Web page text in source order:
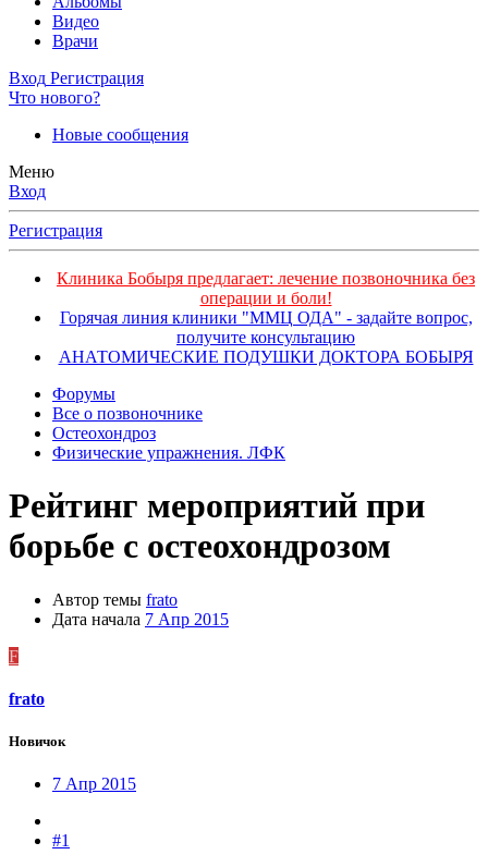
Видео
Врачи
Вход Регистрация
Что нового?
Новые сообщения
Меню
Вход
Регистрация
Клиника Бобыря предлагает: лечение позвоночника без
операции и боли!
Горячая линия клиники "ММЦ ОДА" - задайте вопрос,
получите консультацию
АНАТОМИЧЕСКИЕ ПОДУШКИ ДОКТОРА БОБЫРЯ
Форумы
Все о позвоночнике
Остеохондроз
Физические упражнения. ЛФК
Рейтинг мероприятий при
борьбе с остеохондрозом
Автор темы frato
Дата начала 7 Апр 2015
F
frato
Новичок
7 Апр 2015
#1